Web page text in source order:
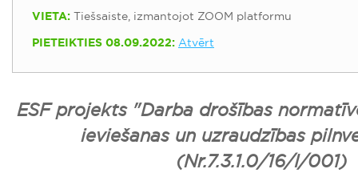
VIETA: Tiešsaiste, izmantojot ZOOM platformu
PIETEIKTIES 08.09.2022: Atvērt
ESF projekts "Darba drošības
ieviešanas un uzraudzības
(Nr.7.3.1.0/16/I/001)